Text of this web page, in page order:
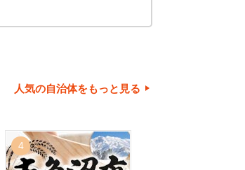
人気の自治体をもっと見る
4